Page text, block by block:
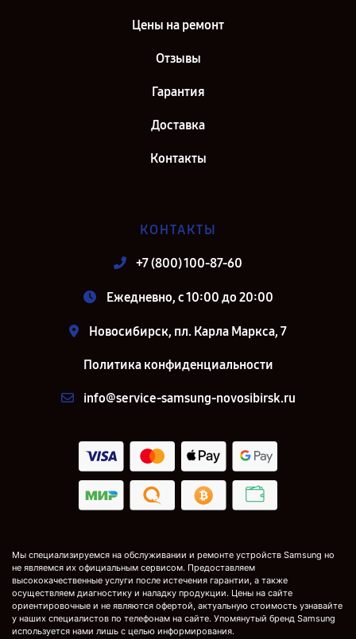
Цены на ремонт
Отзывы
Гарантия
Доставка
Контакты
КОНТАКТЫ
+7 (800) 100-87-60
Ежедневно, с 10:00 до 20:00
Новосибирск, пл. Карла Маркса, 7
Политика конфиденциальности
info@service-samsung-novosibirsk.ru
Мы специализируемся на обслуживании и ремонте устройств Samsung но
не являемся их официальным сервисом. Предоставляем
высококачественные услуги после истечения гарантии, а также
осуществляем диагностику и наладку продукции. Цены на сайте
ориентировочные и не являются офертой, актуальную стоимость узнавайте
у наших специалистов по телефонам на сайте. Упомянутый бренд Samsung
используется нами лишь с целью информирования.